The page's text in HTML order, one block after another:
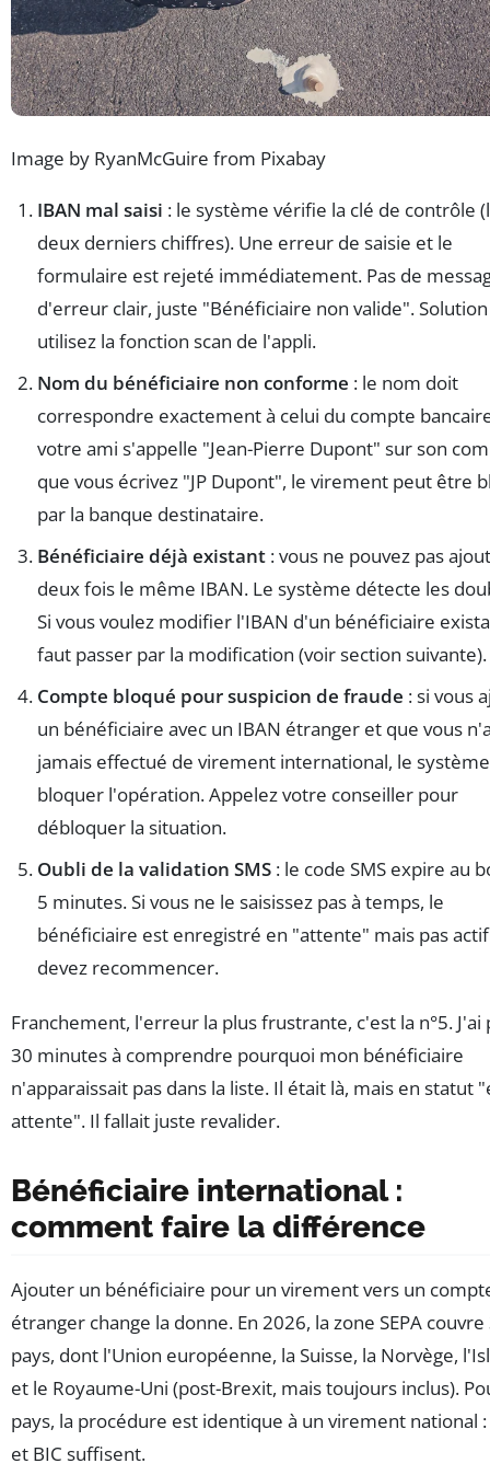
Image by RyanMcGuire from Pixabay
IBAN mal saisi : le système vérifie la clé de contrôle
deux derniers chiffres). Une erreur de saisie et le
formulaire est rejeté immédiatement. Pas de
d'erreur clair, juste "Bénéficiaire non valide".
utilisez la fonction scan de l'appli.
Nom du bénéficiaire non conforme : le nom doit
correspondre exactement à celui du compte
votre ami s'appelle "Jean-Pierre Dupont" sur son
que vous écrivez "JP Dupont", le virement peut être
par la banque destinataire.
Bénéficiaire déjà existant : vous ne pouvez pas
deux fois le même IBAN. Le système détecte les
Si vous voulez modifier l'IBAN d'un bénéficiaire
faut passer par la modification (voir section suivante).
Compte bloqué pour suspicion de fraude : si vous
un bénéficiaire avec un IBAN étranger et que vous
jamais effectué de virement international, le
bloquer l'opération. Appelez votre conseiller pour
débloquer la situation.
Oubli de la validation SMS : le code SMS expire au
5 minutes. Si vous ne le saisissez pas à temps, le
bénéficiaire est enregistré en "attente" mais pas
devez recommencer.
Franchement, l'erreur la plus frustrante, c'est la n°5. J'ai
30 minutes à comprendre pourquoi mon bénéficiaire
n'apparaissait pas dans la liste. Il était là, mais en statut
attente". Il fallait juste revalider.
Bénéficiaire international :
comment faire la différence
Ajouter un bénéficiaire pour un virement vers un
étranger change la donne. En 2026, la zone SEPA couvre
pays, dont l'Union européenne, la Suisse, la Norvège,
et le Royaume-Uni (post-Brexit, mais toujours inclus).
pays, la procédure est identique à un virement national
et BIC suffisent.